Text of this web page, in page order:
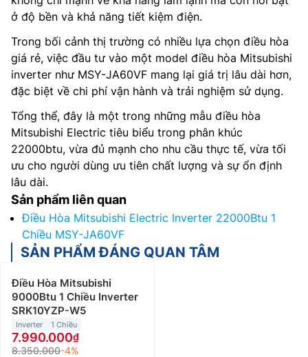
ở độ bền và khả năng tiết kiệm điện.
Trong bối cảnh thị trường có nhiều lựa chọn điều hòa
giá rẻ, việc đầu tư vào một model điều hòa Mitsubishi
inverter như MSY-JA60VF mang lại giá trị lâu dài hơn,
đặc biệt về chi phí vận hành và trải nghiệm sử dụng.
Tổng thể, đây là một trong những mẫu điều hòa
Mitsubishi Electric tiêu biểu trong phân khúc
22000btu, vừa đủ mạnh cho nhu cầu thực tế, vừa tối
ưu cho người dùng ưu tiên chất lượng và sự ổn định
lâu dài.
Sản phẩm liên quan
Điều Hòa Mitsubishi Electric Inverter 22000Btu 1
Chiều MSY-JA60VF
SẢN PHẨM ĐÁNG QUAN TÂM
Điều Hòa Mitsubishi
9000Btu 1 Chiều Inverter
SRK10YZP-W5
Inverter 1 Chiều
7.990.000
8.350.000-4%